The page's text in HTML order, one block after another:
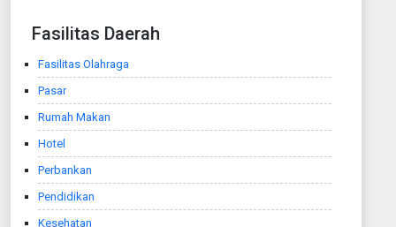
Fasilitas Daerah
Fasilitas Olahraga
Pasar
Rumah Makan
Hotel
Perbankan
Pendidikan
Kesehatan